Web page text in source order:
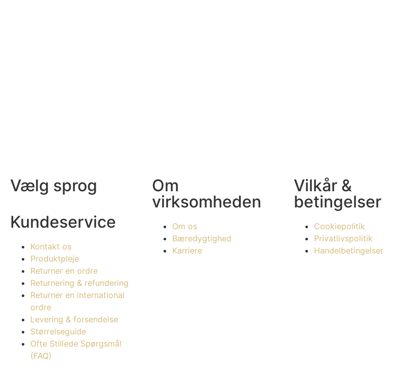
Vælg sprog
Kundeservice
Kontakt os
Produktpleje
Returner en ordre
Returnering & refundering
Returner en international
ordre
Levering & forsendelse
Størrelseguide
Ofte Stillede Spørgsmål
(FAQ)
Om
virksomheden
Om os
Bæredygtighed
Karriere
Vilkår &
betingelser
Cookiepolitik
Privatlivspolitik
Handelbetingelser